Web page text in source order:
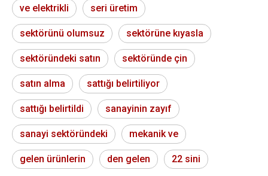
ve elektrikli seri üretim
sektörünü olumsuz sektörüne kıyasla
sektöründeki satın sektöründe çin
satın alma sattığı belirtiliyor
sattığı belirtildi sanayinin zayıf
sanayi sektöründeki mekanik ve
gelen ürünlerin den gelen 22 sini